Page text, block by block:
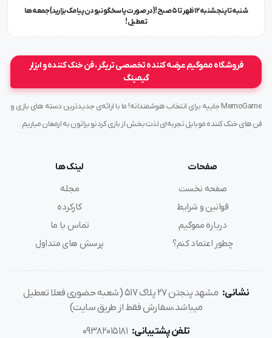
شنبه تا پنجشنبه ۱۲ ظهر تا 5 صبح!{در صورت پاسخگو نبودن پیامک بزارید} جمعه ها
تعطیل !
فروشگاه مموگیم عرضه کننده تخصصی تریگر ، فن خنک کننده و ابزار
گیمینگ
MemoGame جاییه برای انتخاب هوشمندانه! ما با ارائه‌ی جدیدترین دسته های بازی و
فن های خنک کننده موبایل تجربه‌ای لذت بخش از بازی کردنو براتون به ارمغان میاریم .
صفحات
صفحه نخست
قوانین و شرایط
درباره مموگیم
چطور اعتماد کنم؟
لینک ها
مجله
کارکرده
تماس با ما
پرسش های متداول
نشانی:
مشهد پنجتن ۲۷ پلاک ۵۱۷ (شعبه حضوری فعلا تعطیل
میباشد،سفارش فقط از طریق سایت)
تلفن پشتیبانی: ۰۹۳۸۲۰۱۵۱۸۱